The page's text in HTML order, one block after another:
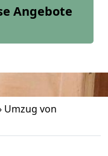
Angebote
Umzug von